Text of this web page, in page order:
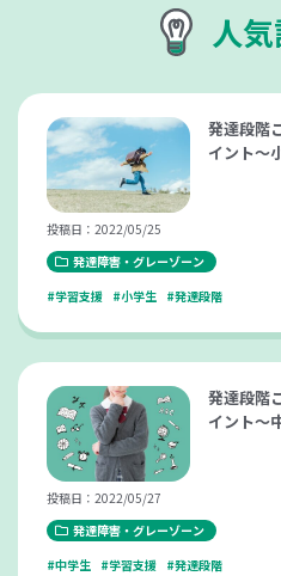
人
発達段階
イント～
投稿日：2022/05/25
発達障害・グレーゾーン
#学習支援
#小学生 #発達段階
発達段階
イント～
投稿日：2022/05/27
発達障害・グレーゾーン
#中学生
#学習支援 #発達段階